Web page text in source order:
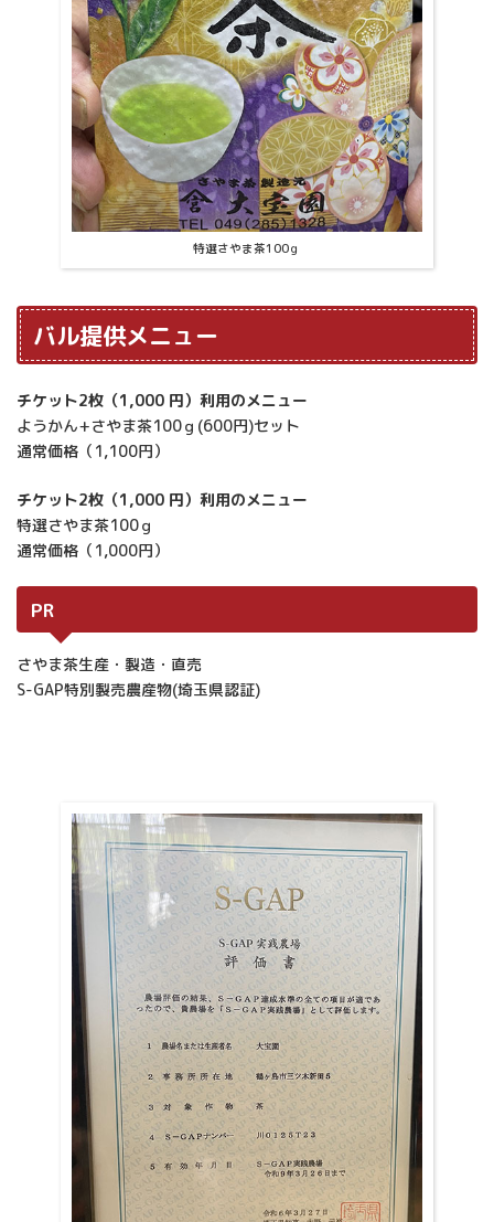
特選さやま茶100ｇ
バル提供メニュー
チケット2枚（1,000 円）利用のメニュー
ようかん+さやま茶100ｇ(600円)セット
通常価格（1,100円）
チケット2枚（1,000 円）利用のメニュー
特選さやま茶100ｇ
通常価格（1,000円）
PR
さやま茶生産・製造・直売
S-GAP特別製売農産物(埼玉県認証)